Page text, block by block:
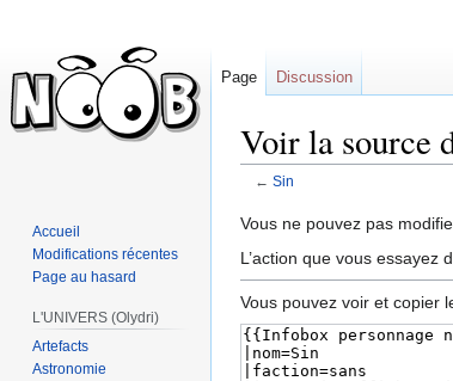
Voir la source
← Sin
Sauter
à
navigation
Sauter
à
recherche
Vous ne pouvez pas
L’action que vous essayez
Vous pouvez voir et copier
Page Discussion
Accueil
Modifications récentes
Page au hasard
L'UNIVERS (Olydri)
Artefacts
Astronomie